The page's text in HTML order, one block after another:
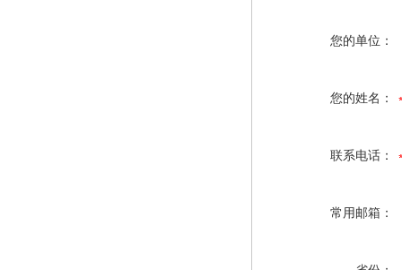
您的单位：
您的姓名：
联系电话：
常用邮箱：